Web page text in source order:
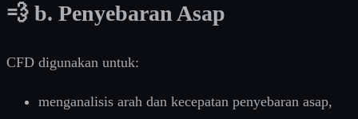
💨 b. Penyebaran Asap
CFD digunakan untuk:
menganalisis arah dan kecepatan penyebaran asap,